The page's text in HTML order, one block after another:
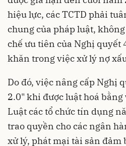
hiệu lực, các TCTD phải
chung của pháp luật,
chế ưu tiên của Nghị quyết
khăn trong việc xử lý nợ
Do đó, việc nâng cấp Nghị
2.0" khi được luật hoá
Luật các tổ chức tín dụng
trao quyền cho các ngân
xử lý, phát mại tài sản đảm